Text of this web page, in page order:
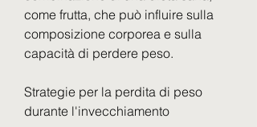
come frutta, che può influire sulla
composizione corporea e sulla
capacità di perdere peso.
Strategie per la perdita di peso
durante l'invecchiamento